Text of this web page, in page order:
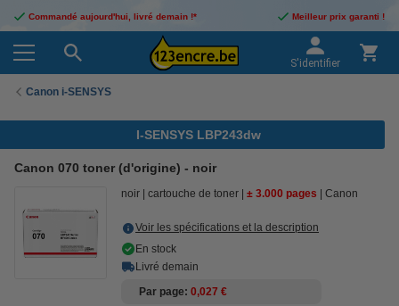
Commandé aujourd'hui, livré demain !* Meilleur prix garanti !
S'identifier
Canon i-SENSYS
I-SENSYS LBP243dw
Canon 070 toner (d'origine) - noir
noir cartouche de toner ± 3.000 pages Canon
Voir les spécifications et la description
En stock
Livré demain
Par page 0,027 €